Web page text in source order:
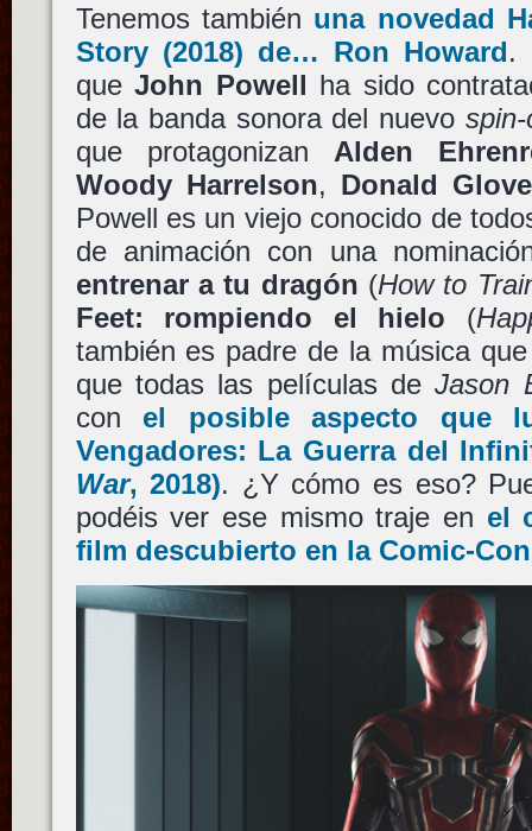
Tenemos también una novedad
Story(2018) de… Ron Howard.
queJohn Powell ha sido
de la banda sonora del nuevo
que protagonizan Alden
Woody Harrelson, Donald
Powell es un viejo conocido de
de animación con una
entrenar a tu dragón (How to
Feet: rompiendo el hielo (
también es padre de la música
que todas las películas deJason
con el posible aspecto que
Vengadores: La Guerra del
War, 2018). ¿Y cómo es eso?
podéis ver ese mismo traje en el
film descubierto en la Comic-Con